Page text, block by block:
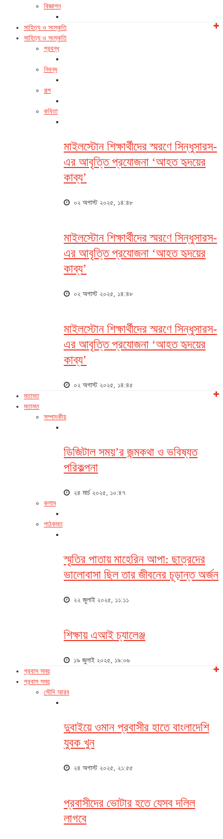
বিজ্ঞাপন
সাহিত্য ও সংস্কৃতি
সাহিত্য ও সংস্কৃতি
প্রবন্ধ
নিবন্ধ
গল্প
কবিতা
মাইলস্টোন শিক্ষার্থীদের স্মরণে সিন্ধুসারস-
এর আবৃত্তি প্রযোজনা ‘আহত হৃদয়ের
কাব্য’
০২ অগাস্ট ২০২৫, ১৪:৪৮
মাইলস্টোন শিক্ষার্থীদের স্মরণে সিন্ধুসারস-
এর আবৃত্তি প্রযোজনা ‘আহত হৃদয়ের
কাব্য’
০২ অগাস্ট ২০২৫, ১৪:৪৮
মাইলস্টোন শিক্ষার্থীদের স্মরণে সিন্ধুসারস-
এর আবৃত্তি প্রযোজনা ‘আহত হৃদয়ের
কাব্য’
০২ অগাস্ট ২০২৫, ১৪:৪৫
মতামত
মতামত
সম্পাদকীয়
ডিজিটাল সময়’র জন্মকথা ও ভবিষ্যত
পরিকল্পনা
২৪ মার্চ ২০২৫, ১০:৪৭
কলাম
পাঠকমত
স্মৃতির পাতায় মাহেরিন আপা: ছাত্রদের
ভালোবাসা ছিল তার জীবনের চূড়ান্ত অর্জন
২২ জুলাই ২০২৫, ১১:১১
শিক্ষায় এআই চ্যালেঞ্জ
১৯ জুলাই ২০২৫, ১৯:০৬
প্রবাস সময়
প্রবাস সময়
সৌদি আরব
দুবাইয়ে ওমান প্রবাসীর হাতে বাংলাদেশি
যুবক খুন
২৪ অগাস্ট ২০২৫, ২১:৫৫
প্রবাসীদের ভোটার হতে যেসব দলিল
লাগবে